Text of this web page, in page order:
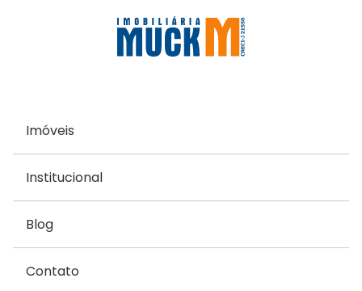
Imóveis
Institucional
Blog
Contato